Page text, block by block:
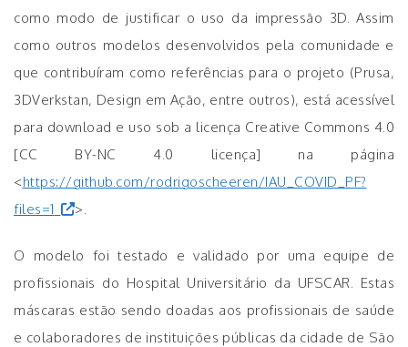
como modo de justificar o uso da impressão 3D. Assim
como outros modelos desenvolvidos pela comunidade e
que contribuíram como referências para o projeto (Prusa,
3DVerkstan, Design em Ação, entre outros), está acessível
para download e uso sob a licença Creative Commons 4.0
[CC BY-NC 4.0 licença] na página
<https://github.com/rodrigoscheeren/IAU_COVID_PF?
files=1
>.
O modelo foi testado e validado por uma equipe de
profissionais do Hospital Universitário da UFSCAR. Estas
máscaras estão sendo doadas aos profissionais de saúde
e colaboradores de instituições públicas da cidade de São